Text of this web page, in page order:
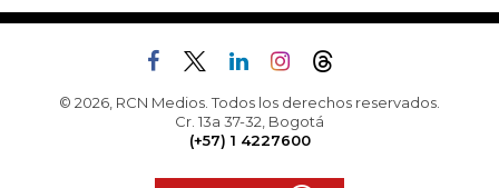
© 2026, RCN Medios. Todos los derechos reservados.
Cr. 13a 37-32, Bogotá
(+57) 1 4227600